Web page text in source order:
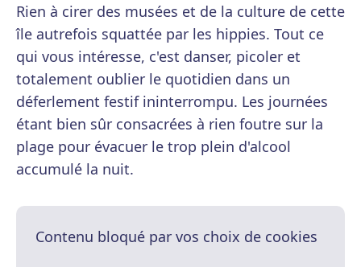
Rien à cirer des musées et de la culture de cette
île autrefois squattée par les hippies. Tout ce
qui vous intéresse, c'est danser, picoler et
totalement oublier le quotidien dans un
déferlement festif ininterrompu. Les journées
étant bien sûr consacrées à rien foutre sur la
plage pour évacuer le trop plein d'alcool
accumulé la nuit.
Contenu bloqué par vos choix de cookies